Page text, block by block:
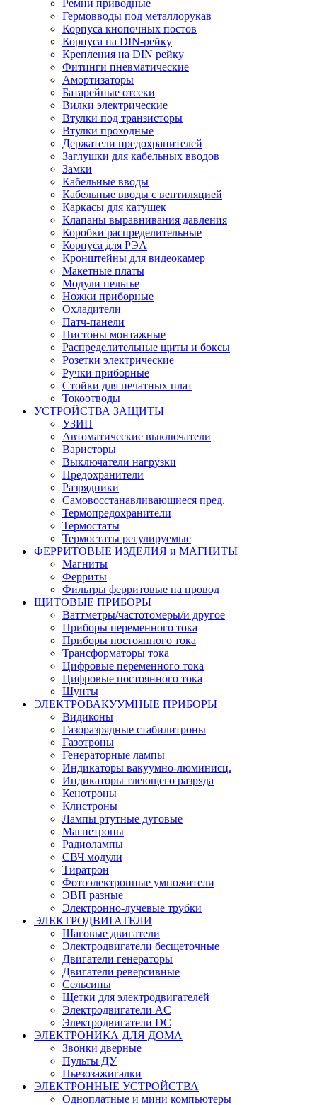
Ремни приводные
Гермовводы под металлорукав
Корпуса кнопочных постов
Корпуса на DIN-рейку
Крепления на DIN рейку
Фитинги пневматические
Амортизаторы
Батарейные отсеки
Вилки электрические
Втулки под транзисторы
Втулки проходные
Держатели предохранителей
Заглушки для кабельных вводов
Замки
Кабельные вводы
Кабельные вводы с вентиляцией
Каркасы для катушек
Клапаны выравнивания давления
Коробки распределительные
Корпуса для РЭА
Кронштейны для видеокамер
Макетные платы
Модули пельтье
Ножки приборные
Охладители
Патч-панели
Пистоны монтажные
Распределительные щиты и боксы
Розетки электрические
Ручки приборные
Стойки для печатных плат
Токоотводы
УСТРОЙСТВА ЗАЩИТЫ
УЗИП
Автоматические выключатели
Варисторы
Выключатели нагрузки
Предохранители
Разрядники
Самовосстанавливающиеся пред.
Термопредохранители
Термостаты
Термостаты регулируемые
ФЕРРИТОВЫЕ ИЗДЕЛИЯ и МАГНИТЫ
Магниты
Ферриты
Фильтры ферритовые на провод
ЩИТОВЫЕ ПРИБОРЫ
Ваттметры/частотомеры/и другое
Приборы переменного тока
Приборы постоянного тока
Трансформаторы тока
Цифровые переменного тока
Цифровые постоянного тока
Шунты
ЭЛЕКТРОВАКУУМНЫЕ ПРИБОРЫ
Видиконы
Газоразрядные стабилитроны
Газотроны
Генераторные лампы
Индикаторы вакуумно-люминисц.
Индикаторы тлеющего разряда
Кенотроны
Клистроны
Лампы ртутные дуговые
Магнетроны
Радиолампы
СВЧ модули
Тиратрон
Фотоэлектронные умножители
ЭВП разные
Электронно-лучевые трубки
ЭЛЕКТРОДВИГАТЕЛИ
Шаговые двигатели
Электродвигатели бесщеточные
Двигатели генераторы
Двигатели реверсивные
Сельсины
Щетки для электродвигателей
Электродвигатели AC
Электродвигатели DC
ЭЛЕКТРОНИКА ДЛЯ ДОМА
Звонки дверные
Пульты ДУ
Пьезозажигалки
ЭЛЕКТРОННЫЕ УСТРОЙСТВА
Одноплатные и мини компьютеры